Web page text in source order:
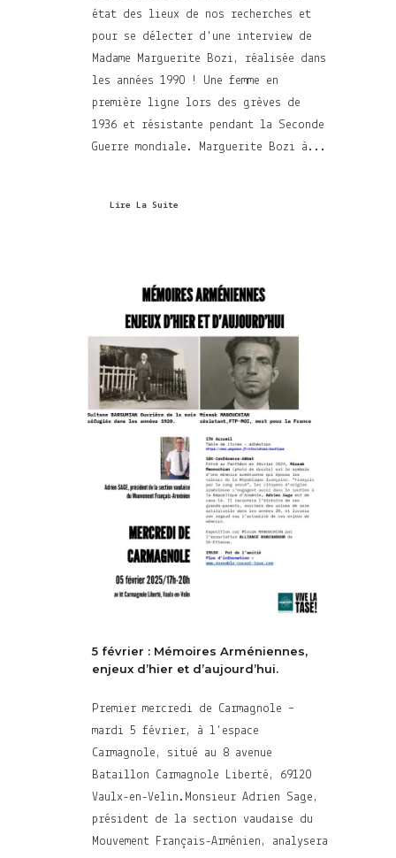
état des lieux de nos recherches et
pour se délecter d'une interview de
Madame Marguerite Bozi, réalisée dans
les années 1990 ! Une femme en
première ligne lors des grèves de
1936 et résistante pendant la Seconde
Guerre mondiale. Marguerite Bozi à...
Lire La Suite
5 février : Mémoires Arméniennes,
enjeux d’hier et d’aujourd’hui.
Premier mercredi de Carmagnole –
mardi 5 février, à l’espace
Carmagnole, situé au 8 avenue
Bataillon Carmagnole Liberté, 69120
Vaulx-en-Velin.Monsieur Adrien Sage,
président de la section vaudaise du
Mouvement Français-Arménien, analysera